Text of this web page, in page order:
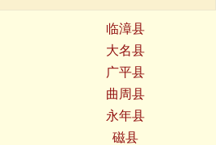
临漳县
大名县
广平县
曲周县
永年县
磁县